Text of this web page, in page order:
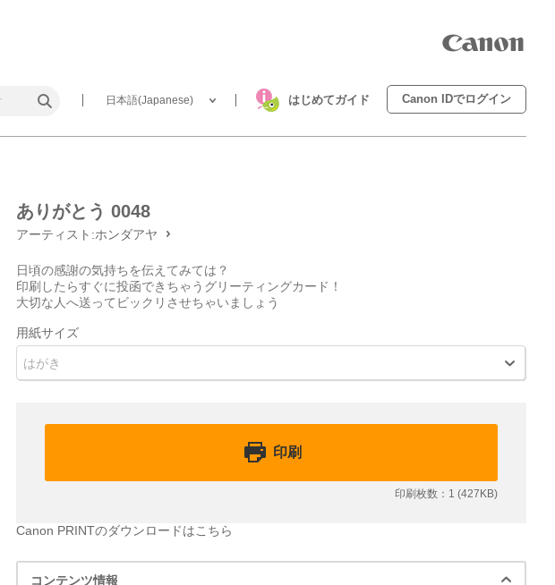
Canon IDでログイン
はじめてガイド
日本語(Japanese)
ありがとう 0048
アーティスト:ホンダアヤ
日頃の感謝の気持ちを伝えてみては？
印刷したらすぐに投函できちゃうグリーティングカード！
大切な人へ送ってビックリさせちゃいましょう
用紙サイズ
はがき
印刷
印刷枚数：1 (427KB)
Canon PRINTのダウンロードはこちら
コンテンツ情報